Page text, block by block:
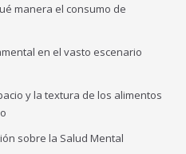
manera el consumo de
en el vasto escenario
y la textura de los alimentos
sobre la Salud Mental